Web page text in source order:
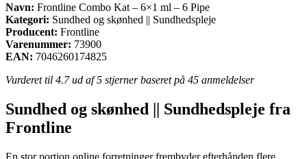
Navn: Frontline Combo Kat – 6×1 ml – 6 Pipe
Kategori: Sundhed og skønhed || Sundhedspleje
Producent: Frontline
Varenummer: 73900
EAN: 7046260174825
Vurderet til 4.7ud af 5 stjerner baseret på 45 anmeldelser
Sundhed og skønhed || Sundhedspleje fra
Frontline
En stor portion online forretninger frembyder efterhånden flere